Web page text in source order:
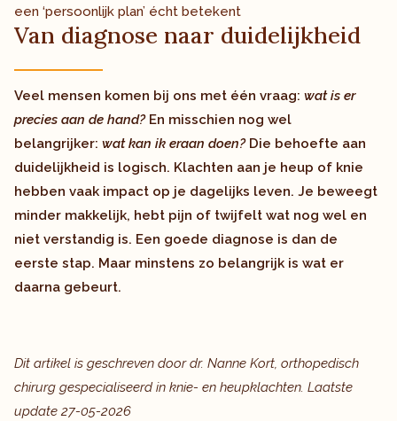
een ‘persoonlijk plan’ écht betekent
Van diagnose naar duidelijkheid
Veel mensen komen bij ons met één vraag: wat is er
precies aan de hand?En misschien nog wel
belangrijker: wat kan ik eraan doen? Die behoefte aan
duidelijkheid is logisch. Klachten aan je heup of knie
hebben vaak impact op je dagelijks leven. Je beweegt
minder makkelijk, hebt pijn of twijfelt wat nog wel en
niet verstandig is. Een goede diagnose is dan de
eerste stap. Maar minstens zo belangrijk is wat er
daarna gebeurt.
Dit artikel is geschreven door dr. Nanne Kort, orthopedisch
chirurg gespecialiseerd in knie- en heupklachten. Laatste
update 27-05-2026